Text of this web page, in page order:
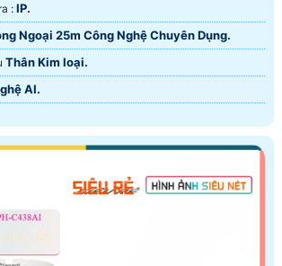
🌠 Công Nghệ Camera : IP.
Ngoại 25m Công Nghệ Chuyên Dụng.
Thân Kim loại.
AI.